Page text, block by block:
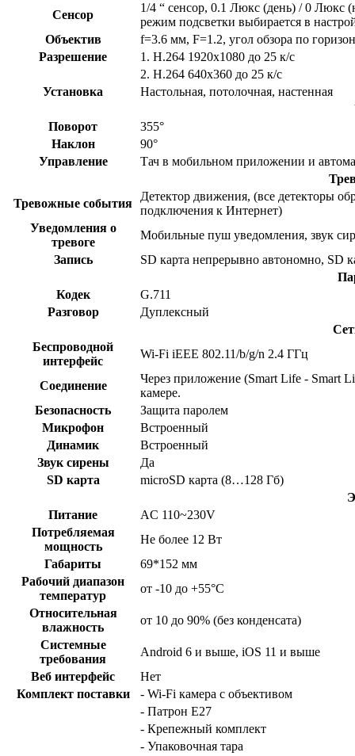
Сенсор
1/4 “ сенсор, 0.1 Люкс (день) / 0 Люкс
режим подсветки выбирается в
Объектив
f=3.6 мм, F=1.2, угол обзора по
Разрешение
1. H.264 1920x1080 до 25 к/с
2. H.264 640х360 до 25 к/с
Установка
Настольная, потолочная, настенная
Поворот
355°
Наклон
90°
Управление
Тач в мобильном приложении и
Тревожные события
Детектор движения, (все детекторы
подключения к Интернет)
Уведомления о
тревоге
Мобильные пуш уведомления, звук
Запись
SD карта непрерывно автономно, SD
Кодек
G.711
Разговор
Дуплексный
Беспроводной
интерфейс
Wi-Fi iEEE 802.11/b/g/n 2.4 ГГц
Соединение
Через приложение (Smart Life - Smart
камере.
Безопасность
Защита паролем
Микрофон
Встроенный
Динамик
Встроенный
Звук сирены
Да
SD карта
microSD карта (8…128 Гб)
Питание
AC 110~230V
Потребляемая
мощность
Не более 12 Вт
Габариты
69*152 мм
Рабочий диапазон
температур
от -10 до +55°С
Относительная
влажность
от 10 до 90% (без конденсата)
Системные
требования
Android 6 и выше, iOS 11 и выше
Веб интерфейс
Нет
Комплект поставки
- Wi-Fi камера с объективом
- Патрон E27
- Крепежный комплект
- Упаковочная тара